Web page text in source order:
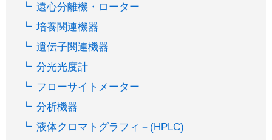
遠心分離機・ローター
培養関連機器
遺伝子関連機器
分光光度計
フローサイトメーター
分析機器
液体クロマトグラフィ－(HPLC)